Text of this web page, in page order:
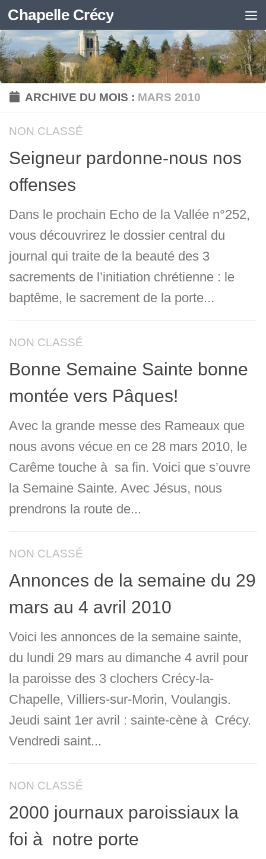
Skip to content
Chapelle Crécy
ARCHIVE DU MOIS : MARS 2010
NON CLASSÉ
Seigneur pardonne-nous nos
offenses
Dans le prochain Echo de la Vallée n°252,
vous découvrirez le dossier central du
journal qui traite de la beauté des 3
sacrements de l’initiation chrétienne : le
baptême, le sacrement de la porte...
NON CLASSÉ
Bonne Semaine Sainte bonne
montée vers Pâques!
Avec la grande messe des Rameaux que
nous avons vécue en ce 28 mars 2010, le
Carême touche à sa fin. Voici que s’ouvre
la Semaine Sainte. Avec Jésus, nous
prendrons la route de...
NON CLASSÉ
Annonces de la semaine du 29
mars au 4 avril 2010
Voici les annonces de la semaine sainte,
du lundi 29 mars au dimanche 4 avril pour
la paroisse des 3 clochers Crécy-la-
Chapelle, Villiers-sur-Morin, Voulangis.
Jeudi saint 1er avril : sainte-cène à Crécy.
Vendredi saint...
NON CLASSÉ
2000 journaux paroissiaux la
foi à notre porte